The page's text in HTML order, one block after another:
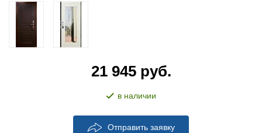
21 945 руб.
в наличии
Отправить заявку